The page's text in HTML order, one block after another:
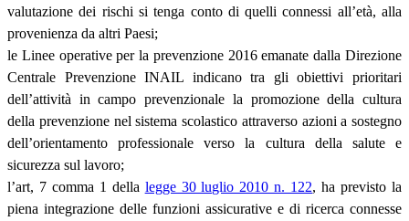
valutazione dei rischi si tenga conto di quelli connessi all’età, alla
provenienza da altri Paesi;
le Linee operative per la prevenzione 2016 emanate dalla Direzione
Centrale Prevenzione INAIL indicano tra gli obiettivi prioritari
dell’attività in campo prevenzionale la promozione della cultura
della prevenzione nel sistema scolastico attraverso azioni a sostegno
dell’orientamento professionale verso la cultura della salute e
sicurezza sul lavoro;
l’art, 7 comma 1 della legge 30 luglio 2010 n. 122, ha previsto la
piena integrazione delle funzioni assicurative e di ricerca connesse